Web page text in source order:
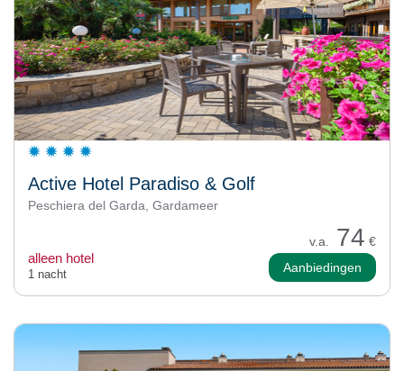
Active Hotel Paradiso & Golf
Peschiera del Garda, Gardameer
v.a. 74 €
alleen hotel
1 nacht Aanbiedingen